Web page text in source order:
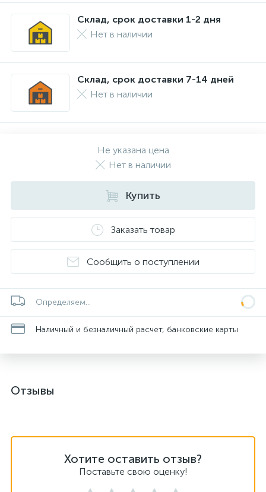
Склад, срок доставки 1-2 дня
Нет в наличии
Склад, срок доставки 7-14 дней
Нет в наличии
Не указана цена
Нет в наличии
Купить
Заказать товар
Сообщить о поступлении
Определяем...
Наличный и безналичный расчет, банковские карты
Отзывы
Хотите оставить отзыв?
Поставьте свою оценку!